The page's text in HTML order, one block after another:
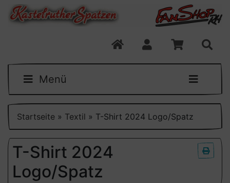
Menü
Startseite » Textil » T-Shirt 2024 Logo/Spatz
T-Shirt 2024
Logo/Spatz